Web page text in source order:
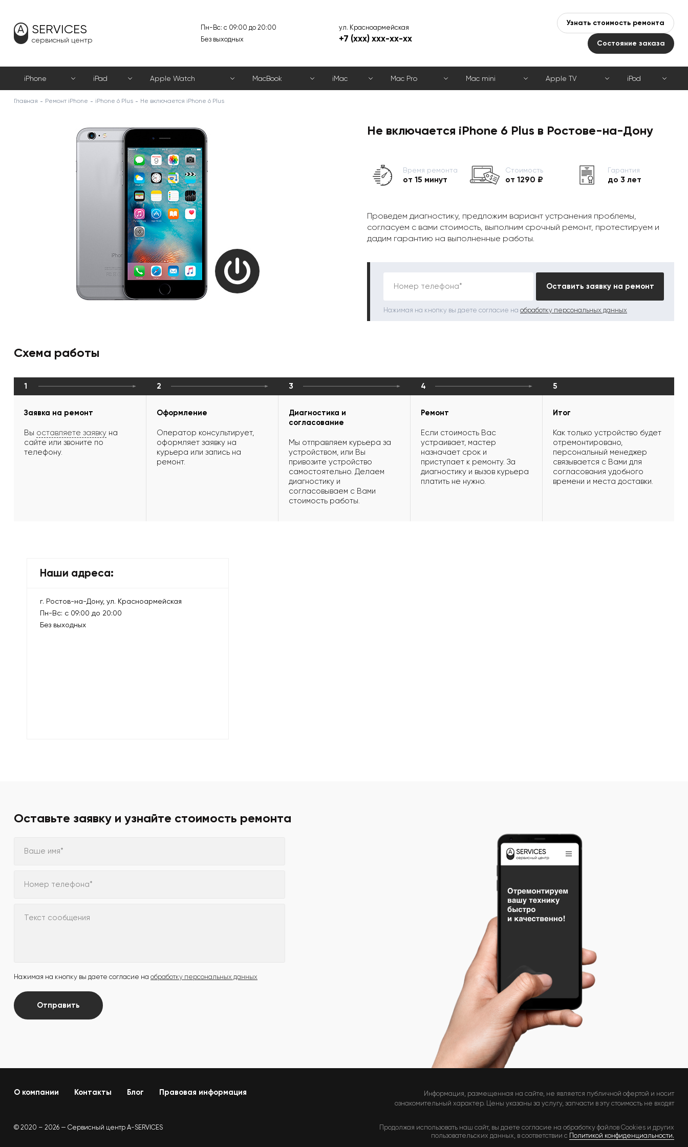
SERVICES
сервисный центр
Пн-Вс: с 09:00 до 20:00
Без выходных
ул. Красноармейская
+7 (xxx) xxx-xx-xx
Узнать стоимость ремонта
Состояние заказа
iPhone iPad Apple Watch MacBook iMac Mac Pro Mac mini Apple TV iPod
Главная Ремонт iPhone iPhone 6 Plus Не включается iPhone 6 Plus
Не включается iPhone 6 Plus в Ростове-на-Дону
Время ремонта
от 15 минут
Стоимость
от 1290 ₽
Гарантия
до 3 лет
Проведем диагностику, предложим вариант устранения проблемы,
согласуем с вами стоимость, выполним срочный ремонт, протестируем и
дадим гарантию на выполненные работы.
Номер телефона* Оставить заявку на ремонт
Нажимая на кнопку вы даете согласие на обработку персональных данных
Схема работы
1
Заявка на ремонт
Вы оставляете заявку на
сайте или звоните по
телефону.
2
Оформление
Оператор консультирует,
оформляет заявку на
курьера или запись на
ремонт.
3
Диагностика и
согласование
Мы отправляем курьера за
устройством, или Вы
привозите устройство
самостоятельно. Делаем
диагностику и
согласовываем с Вами
стоимость работы.
4
Ремонт
Если стоимость Вас
устраивает, мастер
назначает срок и
приступает к ремонту. За
диагностику и вызов курьера
платить не нужно.
5
Итог
Как только устройство будет
отремонтировано,
персональный менеджер
связывается с Вами для
согласования удобного
времени и места доставки.
Наши адреса:
г. Ростов-на-Дону, ул. Красноармейская
Пн-Вс: с 09:00 до 20:00
Без выходных
Оставьте заявку и узнайте стоимость ремонта
Ваше имя*
Номер телефона*
Текст сообщения
Нажимая на кнопку вы даете согласие на обработку персональных данных
Отправить
О компании Контакты Блог Правовая информация
Информация, размещенная на сайте, не является публичной офертой и носит
ознакомительный характер. Цены указаны за услугу, запчасти в эту стоимость не входят
© 2020 – 2026 — Сервисный центр A-SERVICES
Продолжая использовать наш сайт, вы даете согласие на обработку файлов Cookies и других
пользовательских данных, в соответствии с Политикой конфиденциальности.